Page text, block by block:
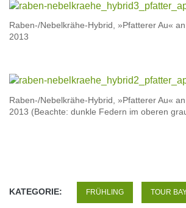
Raben-/Nebelkrähe-Hybrid, »Pfatterer Au«
2013
Raben-/Nebelkrähe-Hybrid, »Pfatterer Au«
2013 (Beachte: dunkle Federn im oberen
KATEGORIE: FRÜHLING TOUR